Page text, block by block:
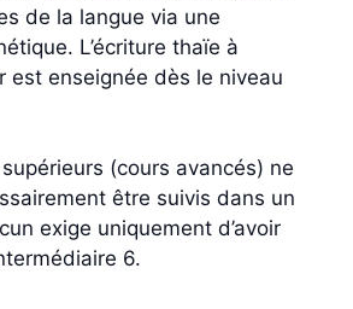
de la langue via une
L’écriture thaïe à
est enseignée dès le niveau
(cours avancés) ne
être suivis dans un
exige uniquement d’avoir
6.